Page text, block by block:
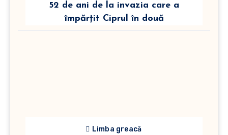
52 de ani de la invazia care a
împărțit Ciprul în două
Limba greacă